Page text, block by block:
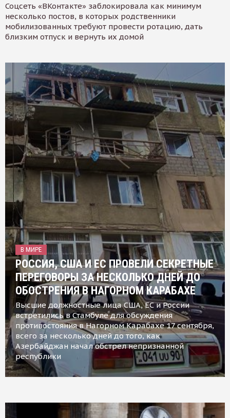
Соцсеть «ВКонтакте» заблокировала как минимум
несколько постов, в которых родственники
мобилизованных требуют провести ротацию, дать
близким отпуск и вернуть их домой
В МИРЕ
РОССИЯ, США И ЕС ПРОВЕЛИ СЕКРЕТНЫЕ
ПЕРЕГОВОРЫ ЗА НЕСКОЛЬКО ДНЕЙ ДО
ОБОСТРЕНИЯ В НАГОРНОМ КАРАБАХЕ
Высшие должностные лица США, ЕС и России
встретились в Стамбуле для обсуждения
противостояния в Нагорном Карабахе 17 сентября,
всего за несколько дней до того, как
Азербайджан начал обстрел непризнанной
республики